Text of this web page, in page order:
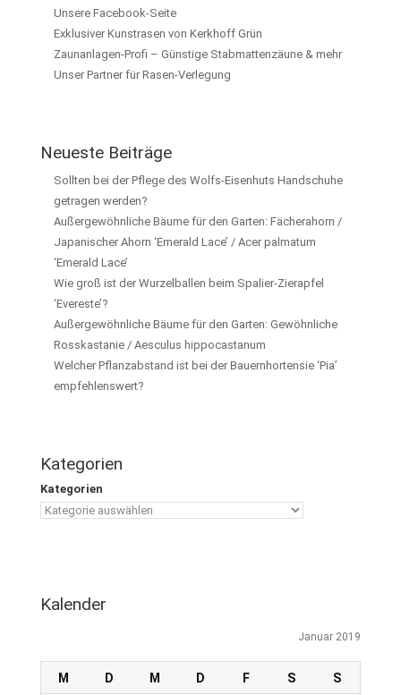
Unsere Facebook-Seite
Exklusiver Kunstrasen von Kerkhoff Grün
Zaunanlagen-Profi – Günstige Stabmattenzäune & mehr
Unser Partner für Rasen-Verlegung
Neueste Beiträge
Sollten bei der Pflege des Wolfs-Eisenhuts Handschuhe
getragen werden?
Außergewöhnliche Bäume für den Garten: Fächerahorn /
Japanischer Ahorn ‘Emerald Lace’ / Acer palmatum
‘Emerald Lace’
Wie groß ist der Wurzelballen beim Spalier-Zierapfel
‘Evereste’?
Außergewöhnliche Bäume für den Garten: Gewöhnliche
Rosskastanie / Aesculus hippocastanum
Welcher Pflanzabstand ist bei der Bauernhortensie ‘Pia’
empfehlenswert?
Kategorien
Kategorien
Kalender
Januar 2019
M D M D F S S